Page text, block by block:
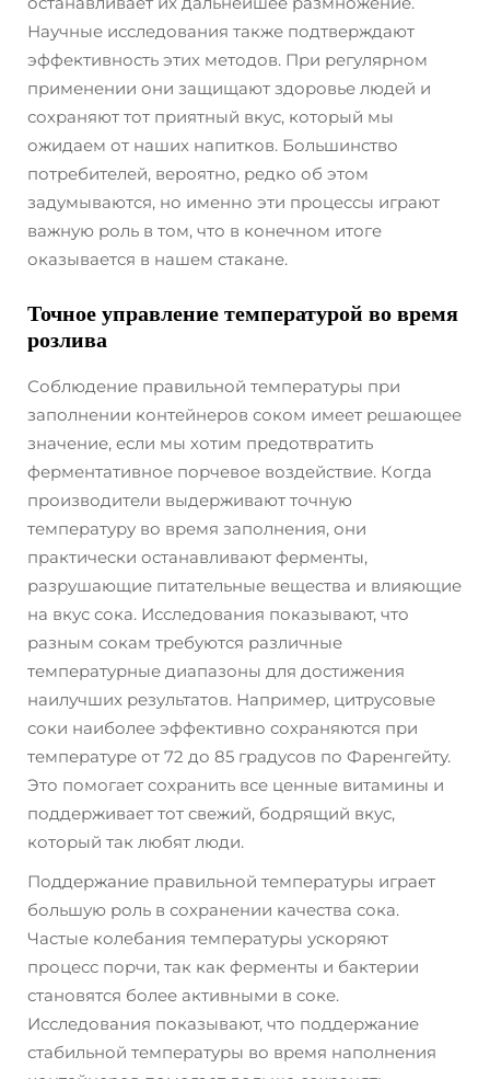
Научные исследования также подтверждают
эффективность этих методов. При регулярном
применении они защищают здоровье людей и
сохраняют тот приятный вкус, который мы
ожидаем от наших напитков. Большинство
потребителей, вероятно, редко об этом
задумываются, но именно эти процессы играют
важную роль в том, что в конечном итоге
оказывается в нашем стакане.
Точное управление температурой во время
розлива
Соблюдение правильной температуры при
заполнении контейнеров соком имеет решающее
значение, если мы хотим предотвратить
ферментативное порчевое воздействие. Когда
производители выдерживают точную
температуру во время заполнения, они
практически останавливают ферменты,
разрушающие питательные вещества и влияющие
на вкус сока. Исследования показывают, что
разным сокам требуются различные
температурные диапазоны для достижения
наилучших результатов. Например, цитрусовые
соки наиболее эффективно сохраняются при
температуре от 72 до 85 градусов по Фаренгейту.
Это помогает сохранить все ценные витамины и
поддерживает тот свежий, бодрящий вкус,
который так любят люди.
Поддержание правильной температуры играет
большую роль в сохранении качества сока.
Частые колебания температуры ускоряют
процесс порчи, так как ферменты и бактерии
становятся более активными в соке.
Исследования показывают, что поддержание
стабильной температуры во время наполнения